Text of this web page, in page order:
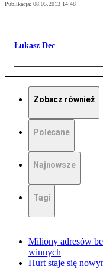
Publikacja: 08.05.2013 14:48
Łukasz Dec
Zobacz również
Polecane
Najnowsze
Tagi
Miliony adresów
winnych
Hurt staje się